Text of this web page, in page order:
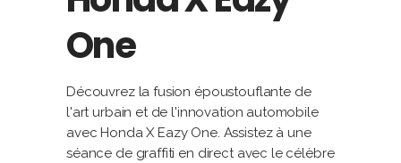
One
Découvrez la fusion époustouflante de
l'art urbain et de l'innovation automobile
avec Honda X Eazy One. Assistez à une
séance de graffiti en direct avec le célèbre